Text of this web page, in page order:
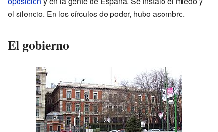
el silencio. En los círculos de poder, hubo asombro.
El gobierno